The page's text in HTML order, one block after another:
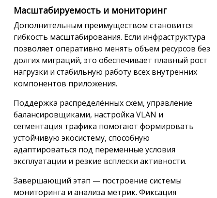
Масштабируемость и мониторинг
Дополнительным преимуществом становится
гибкость масштабирования. Если инфраструктура
позволяет оперативно менять объем ресурсов без
долгих миграций, это обеспечивает плавный рост
нагрузки и стабильную работу всех внутренних
компонентов приложения.
Поддержка распределённых схем, управление
балансировщиками, настройка VLAN и
сегментация трафика помогают формировать
устойчивую экосистему, способную
адаптироваться под переменные условия
эксплуатации и резкие всплески активности.
Завершающий этап — построение системы
мониторинга и анализа метрик. Фиксация